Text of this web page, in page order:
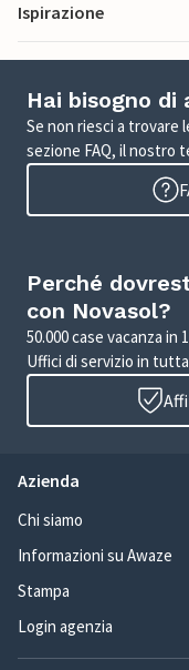
Ispirazione
Hai bisogno di
Se non riesci a trovare
sezione FAQ, il nostro
Perché
con Novasol?
50.000 case vacanza in
Uffici di servizio in
Azienda
Chi siamo
Informazioni su Awaze
Stampa
Login agenzia